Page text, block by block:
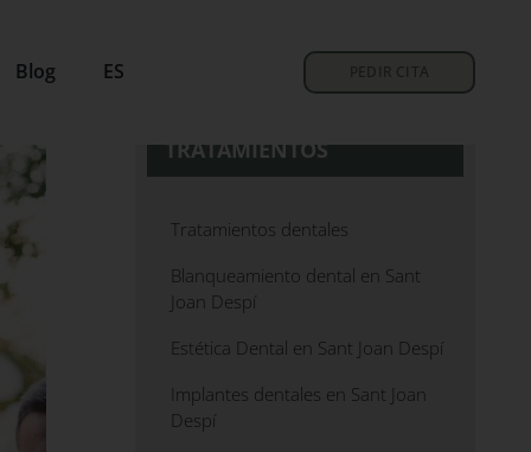
Blog ES PEDIR CITA
TRATAMIENTOS
Tratamientos dentales
Blanqueamiento dental en Sant
Joan Despí
Estética Dental en Sant Joan Despí
Implantes dentales en Sant Joan
Despí